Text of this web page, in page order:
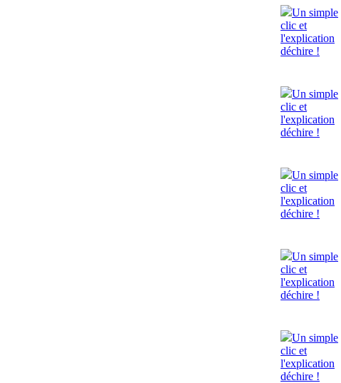
Un simple
clic et
l'explication
déchire !
Un simple
clic et
l'explication
déchire !
Un simple
clic et
l'explication
déchire !
Un simple
clic et
l'explication
déchire !
Un simple
clic et
l'explication
déchire !